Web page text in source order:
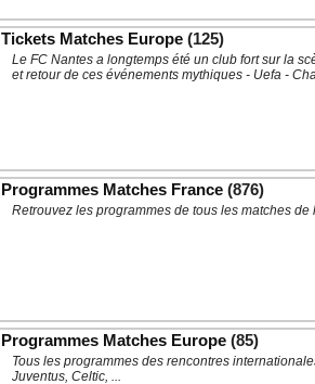
Tickets Matches Europe (125)
Le FC Nantes a longtemps été un club fort sur la
et retour de ces événements mythiques - Uefa -
Programmes Matches France (876)
Retrouvez les programmes de tous les matches
Programmes Matches Europe (85)
Tous les programmes des rencontres
Juventus, Celtic, ...